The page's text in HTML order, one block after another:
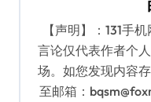
【声明】：131手
言论仅代表作者个
场。如您发现内容
至邮箱：